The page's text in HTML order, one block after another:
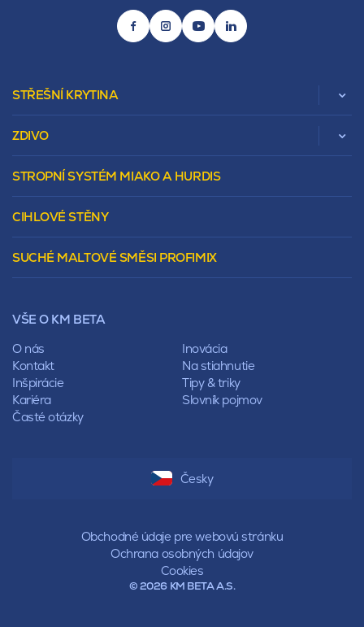
STŘEŠNÍ KRYTINA
Beta
Sedlová
Valbová
Stanová
Mansardová
Pultová
Sedlová
Polovalbová
Stanová
Mansardová
Pultová
Hodonka
ZDIVO
Murovacie bloky
Tepelnoizolačný prvok
Vencovky
Preklady
Lícové murivo
Pálené zdivo Profiblok
Nosné murivo
Priečky
Vencovky
Preklady
STROPNÍ SYSTÉM MIAKO A HURDIS
CIHLOVÉ STĚNY
SUCHÉ MALTOVÉ SMĚSI PROFIMIX
VŠE O KM BETA
O nás
Inovácia
Kontakt
Na stiahnutie
Inšpirácie
Tipy & triky
Kariéra
Slovník pojmov
Časté otázky
Česky
© 2026 KM BETA A.S.
Obchodné údaje pre webovú stránku
Ochrana osobných údajov
Cookies